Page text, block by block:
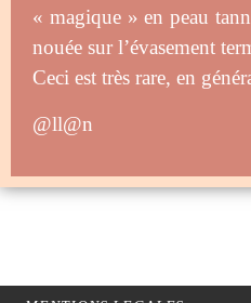
« magique » en peau
nouée sur l’évasement
Ceci est très rare, en
@ll@n